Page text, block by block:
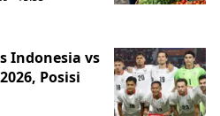
Indonesia vs
Posisi